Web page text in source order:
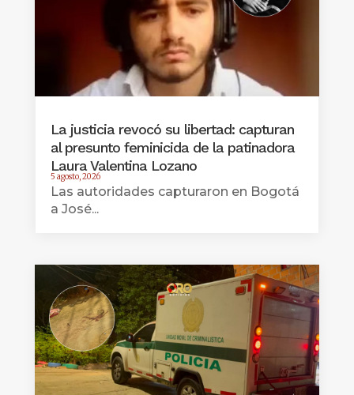
La justicia revocó su libertad: capturan
al presunto feminicida de la patinadora
Laura Valentina Lozano
5 agosto, 2026
Las autoridades capturaron en Bogotá
a José...